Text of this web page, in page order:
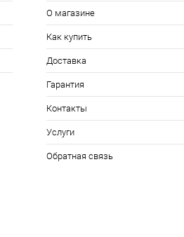
О магазине
Как купить
Доставка
Гарантия
Контакты
Услуги
Обратная связь